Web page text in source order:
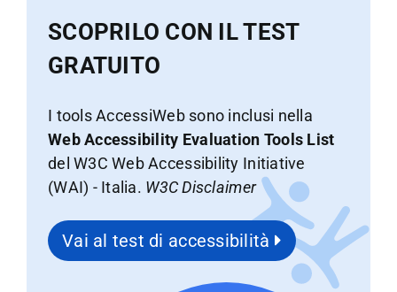
SCOPRILO CON IL TEST
GRATUITO
I tools AccessiWeb sono inclusi nella
Web Accessibility Evaluation Tools List
del W3C Web Accessibility Initiative
(WAI) - Italia. W3C Disclaimer
Vai al test di accessibilità